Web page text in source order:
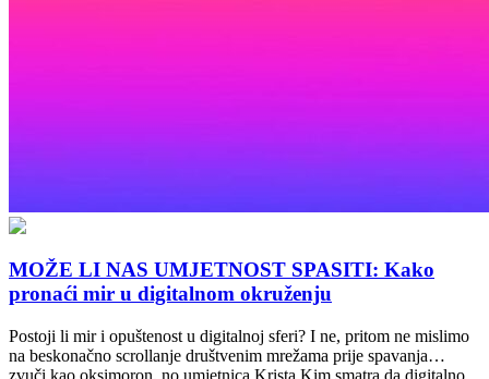
MOŽE LI NAS UMJETNOST SPASITI: Kako
pronaći mir u digitalnom okruženju
Postoji li mir i opuštenost u digitalnoj sferi? I ne, pritom ne mislimo
na beskonačno scrollanje društvenim mrežama prije spavanja…
zvuči kao oksimoron, no umjetnica Krista Kim smatra da digitalno